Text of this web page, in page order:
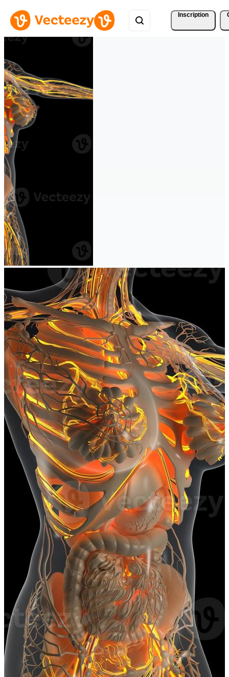
Inscription